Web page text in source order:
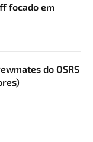
focado em
do OSRS